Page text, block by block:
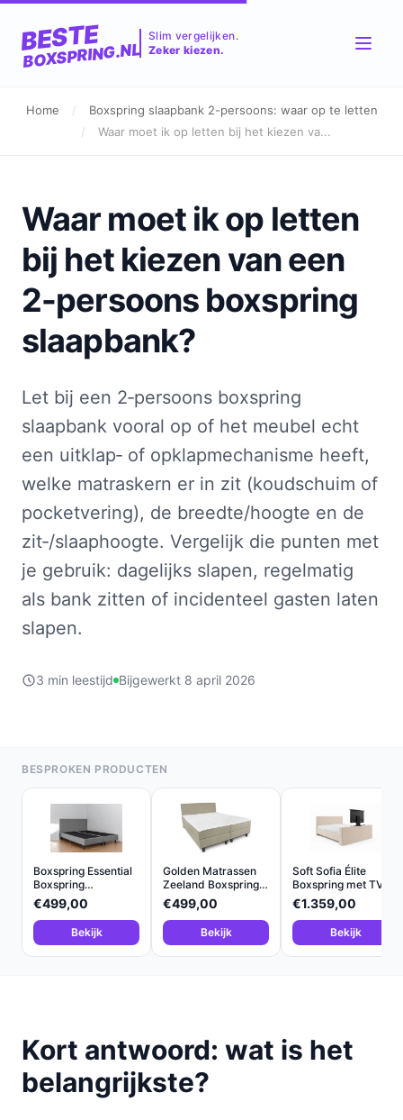
BESTE
BOXSPRING.NL
Slim vergelijken.
Zeker kiezen.
Home /
Boxspring slaapbank 2-persoons: waar op te letten
/
Waar moet ik op letten bij het kiezen va...
Waar moet ik op letten
bij het kiezen van een
2-persoons boxspring
slaapbank?
Let bij een 2‑persoons boxspring
slaapbank vooral op of het meubel echt
een uitklap‑ of opklapmechanisme heeft,
welke matraskern er in zit (koudschuim of
pocketvering), de breedte/hoogte en de
zit‑/slaaphoogte. Vergelijk die punten met
je gebruik: dagelijks slapen, regelmatig
als bank zitten of incidenteel gasten laten
slapen.
3 min leestijd Bijgewerkt 8 april 2026
BESPROKEN PRODUCTEN
Boxspring Essential
Boxspring
180x200...
€499,00
Bekijk
Golden Matrassen
Zeeland Boxspring
Sle...
€499,00
Bekijk
Soft Sofia Élite
Boxspring met TV-
Lift...
€1.359,00
Bekijk
Kort antwoord: wat is het
belangrijkste?